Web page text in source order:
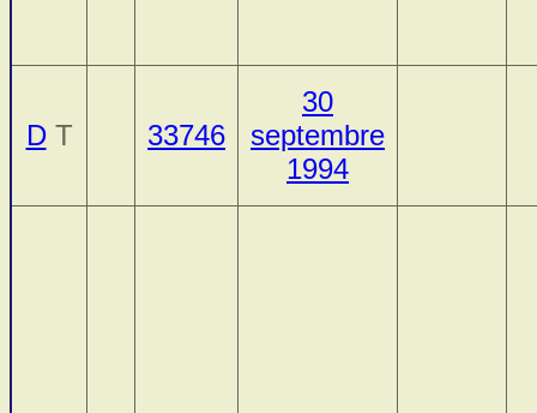
DT 33746
30
septembre
1994